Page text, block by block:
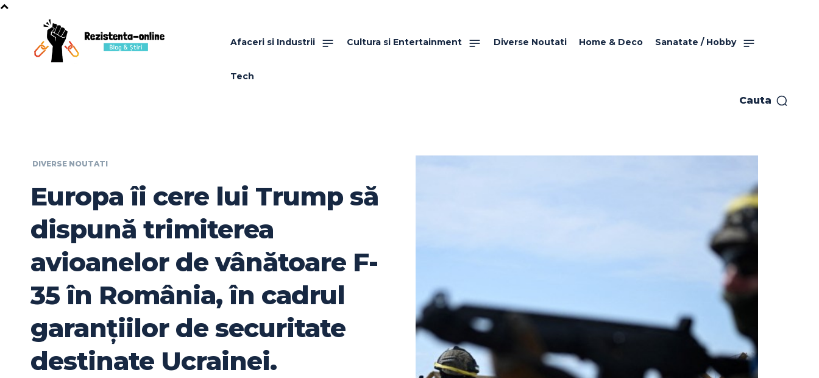
Afaceri si Industrii Cultura si Entertainment Diverse Noutati Home & Deco Sanatate / Hobby
Tech
Cauta
DIVERSE NOUTATI
Europa îi cere lui Trump să
dispună trimiterea
avioanelor de vânătoare F-
35 în România, în cadrul
garanțiilor de securitate
destinate Ucrainei.